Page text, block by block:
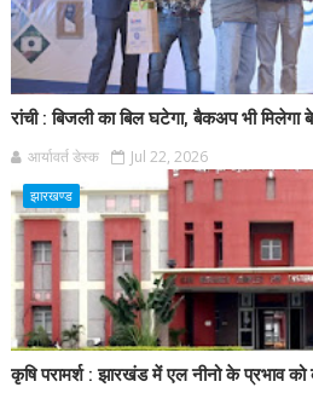
रांची : बिजली का बिल घटेगा, बैकअप भी मिलेगा
आर्यावर्त डेस्क Jul 22, 2026
झारखण्ड
कृषि परामर्श : झारखंड में एल नीनो के प्रभाव